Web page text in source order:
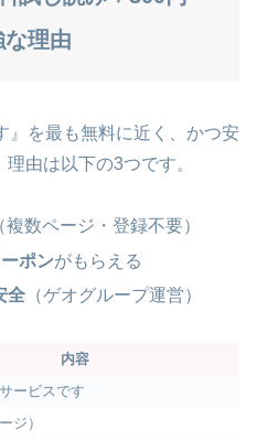
理由
』を最も無料に近く、かつ安
由は以下の3つです。
複数ページ・登録不要）
ポンがもらえる
全 （ゲオグループ運営）
内容
ービスです
ジ）